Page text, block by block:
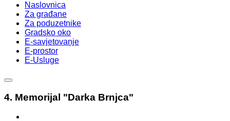
Naslovnica
Za građane
Za poduzetnike
Gradsko oko
E-savjetovanje
E-prostor
E-Usluge
4. Memorijal "Darka Brnjca"